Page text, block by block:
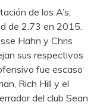
de los A’s,
de 2.73 en 2015.
Hahn y Chris
sus respectivos
fue escaso
Rich Hill y el
del club Sean